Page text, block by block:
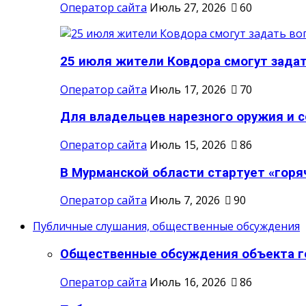
Оператор сайта Июль 27, 2026 60
25 июля жители Ковдора смогут
Оператор сайта Июль 17, 2026
70
Для владельцев нарезного оружия и
Оператор сайта Июль 15, 2026
86
В Мурманской области стартует
Оператор сайта Июль 7, 2026
90
Публичные слушания, общественные обсуждения
Общественные обсуждения объекта
Оператор сайта Июль 16, 2026
86